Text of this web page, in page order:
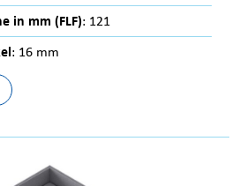
in mm (FLF): 121
: 16 mm